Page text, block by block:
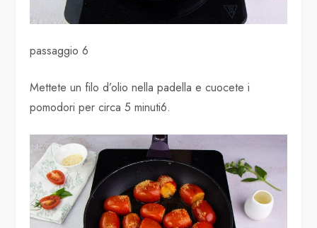
passaggio 6
Mettete un filo d’olio nella padella e cuocete i
pomodori per circa 5 minuti6.